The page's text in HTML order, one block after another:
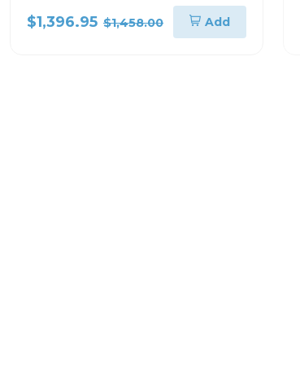
gris wf22c6400/dv22c6370
$1,396.95 $1,458.00 Add